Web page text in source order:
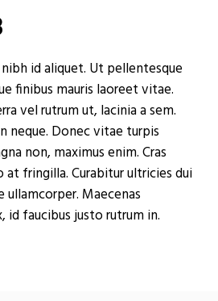
id aliquet. Ut pellentesque
finibus mauris laoreet vitae.
vel rutrum ut, lacinia a sem.
neque. Donec vitae turpis
non, maximus enim. Cras
fringilla. Curabitur ultricies dui
Maecenas
id faucibus justo rutrum in.